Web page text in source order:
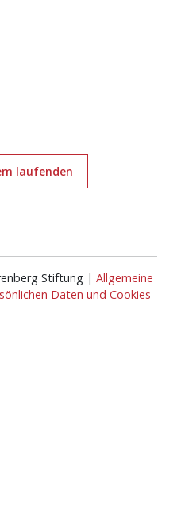
laufenden
Stiftung | Allgemeine
Daten und Cookies